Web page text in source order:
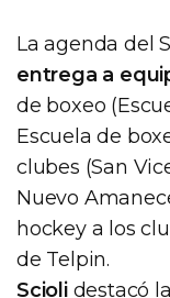
La agenda del
entrega a
de boxeo
Escuela de
clubes (San
Nuevo
hockey a los
de Telpin.
Sciolidestacó